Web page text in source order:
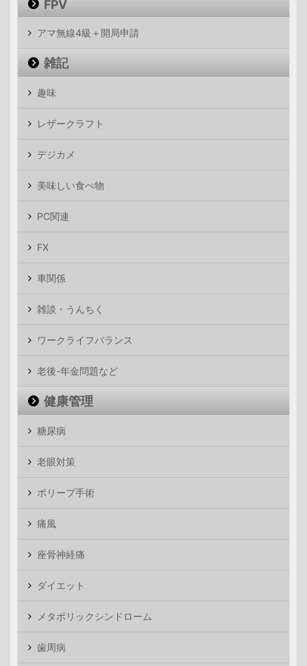
FPV
アマ無線4級＋開局申請
雑記
趣味
レザークラフト
デジカメ
美味しい食べ物
PC関連
FX
車関係
雑談・うんちく
ワークライフバランス
老後-年金問題など
健康管理
糖尿病
老眼対策
ポリープ手術
痛風
座骨神経痛
ダイエット
メタボリックシンドローム
歯周病